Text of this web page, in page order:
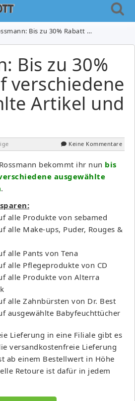
Bis zu 30% Rabatt auf verschiedene ausgewählte Artikel und Marken
Bis zu 30%
verschiedene
Artikel und
Keine Kommentare
bekommt ihr nun bis
ausgewählte
.
alle Produkte von sebamed
alle Make-ups, Puder, Rouges &
alle Pants von Tena
alle Pflegeprodukte von CD
alle Produkte von Alterra
alle Zahnbürsten von Dr. Best
ausgewählte Babyfeuchttücher
Lieferung in eine Filiale gibt es
versandkostenfreie Lieferung
ab einem Bestellwert in Höhe
Retoure ist dafür in jedem